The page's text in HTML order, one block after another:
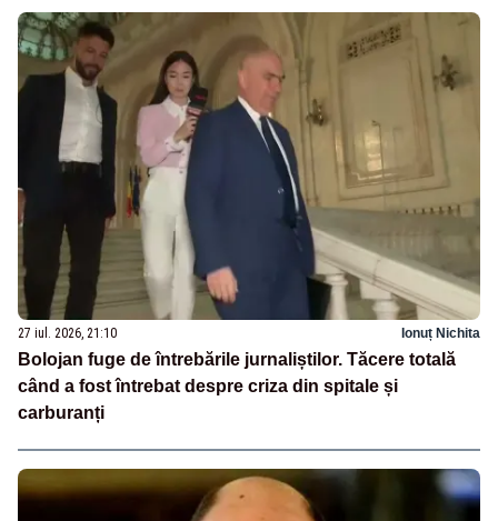
27 iul. 2026, 21:10 Ionuț Nichita
Bolojan fuge de întrebările jurnaliștilor. Tăcere totală
când a fost întrebat despre criza din spitale și
carburanți